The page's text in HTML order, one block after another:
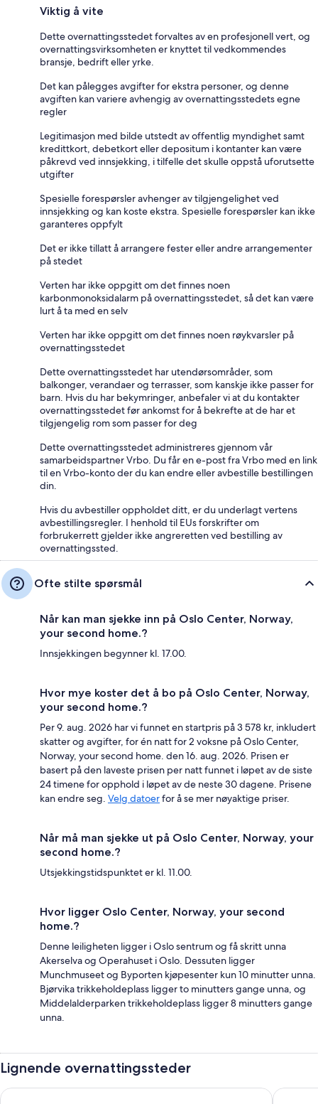
Viktig å vite
Dette overnattingsstedet forvaltes av en profesjonell vert, og
overnattingsvirksomheten er knyttet til vedkommendes
bransje, bedrift eller yrke.
Det kan pålegges avgifter for ekstra personer, og denne
avgiften kan variere avhengig av overnattingsstedets egne
regler
Legitimasjon med bilde utstedt av offentlig myndighet samt
kredittkort, debetkort eller depositum i kontanter kan være
påkrevd ved innsjekking, i tilfelle det skulle oppstå uforutsette
utgifter
Spesielle forespørsler avhenger av tilgjengelighet ved
innsjekking og kan koste ekstra. Spesielle forespørsler kan ikke
garanteres oppfylt
Det er ikke tillatt å arrangere fester eller andre arrangementer
på stedet
Verten har ikke oppgitt om det finnes noen
karbonmonoksidalarm på overnattingsstedet, så det kan være
lurt å ta med en selv
Verten har ikke oppgitt om det finnes noen røykvarsler på
overnattingsstedet
Dette overnattingsstedet har utendørsområder, som
balkonger, verandaer og terrasser, som kanskje ikke passer for
barn. Hvis du har bekymringer, anbefaler vi at du kontakter
overnattingsstedet før ankomst for å bekrefte at de har et
tilgjengelig rom som passer for deg
Dette overnattingsstedet administreres gjennom vår
samarbeidspartner Vrbo. Du får en e-post fra Vrbo med en link
til en Vrbo-konto der du kan endre eller avbestille bestillingen
din.
Hvis du avbestiller oppholdet ditt, er du underlagt vertens
avbestillingsregler. I henhold til EUs forskrifter om
forbrukerrett gjelder ikke angreretten ved bestilling av
overnattingssted.
Ofte stilte spørsmål
Når kan man sjekke inn på Oslo Center, Norway,
your second home.?
Innsjekkingen begynner kl. 17.00.
Hvor mye koster det å bo på Oslo Center, Norway,
your second home.?
Per 9. aug. 2026 har vi funnet en startpris på 3 578 kr, inkludert
skatter og avgifter, for én natt for 2 voksne på Oslo Center,
Norway, your second home. den 16. aug. 2026. Prisen er
basert på den laveste prisen per natt funnet i løpet av de siste
24 timene for opphold i løpet av de neste 30 dagene. Prisene
kan endre seg. Velg datoerfor å se mer nøyaktige priser.
Når må man sjekke ut på Oslo Center, Norway, your
second home.?
Utsjekkingstidspunktet er kl. 11.00.
Hvor ligger Oslo Center, Norway, your second
home.?
Denne leiligheten ligger i Oslo sentrum og få skritt unna
Akerselva og Operahuset i Oslo. Dessuten ligger
Munchmuseet og Byporten kjøpesenter kun 10 minutter unna.
Bjørvika trikkeholdeplass ligger to minutters gange unna, og
Middelalderparken trikkeholdeplass ligger 8 minutters gange
unna.
Lignende overnattingssteder
Comfort Hotel Xpress Youngstorget Citybox